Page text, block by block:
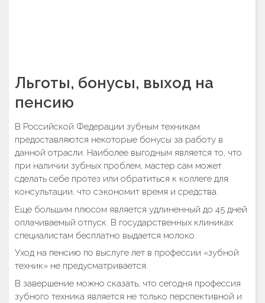
Льготы, бонусы, выход на
пенсию
В Российской Федерации зубным техникам
предоставляются некоторые бонусы за работу в
данной отрасли. Наиболее выгодным является то, что
при наличии зубных проблем, мастер сам может
сделать себе протез или обратиться к коллеге для
консультации, что сэкономит время и средства.
Еще большим плюсом является удлиненный до 45 дней
оплачиваемый отпуск. В государственных клиниках
специалистам бесплатно выдается молоко.
Уход на пенсию по выслуге лет в профессии «зубной
техник» не предусматривается.
В завершение можно сказать, что сегодня профессия
зубного техника является не только перспективной и